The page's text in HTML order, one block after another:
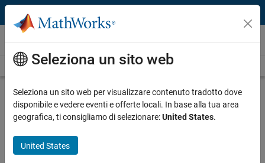
Vai al contenuto
Video
Videos Home Search
Play
Description
Kissell Research Group Develops
Seleziona un sito web
Seleziona un sito web per visualizzare contenuto tradotto dove
disponibile e vedere eventi e offerte locali. In base alla tua area
geografica, ti consigliamo di selezionare:United States.
United States